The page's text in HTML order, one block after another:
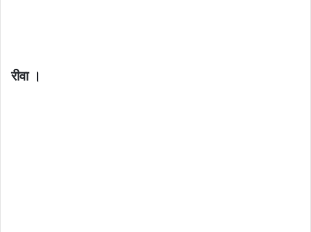
रीवा ।